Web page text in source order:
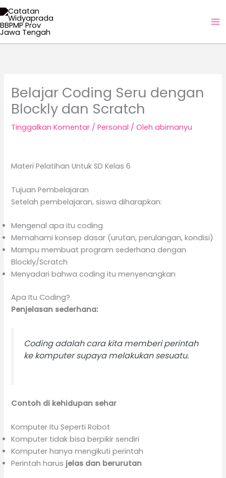
Lewati
ke
konten
Belajar Coding Seru dengan
Blockly dan Scratch
Tinggalkan Komentar /Personal / Olehabimanyu
Materi Pelatihan Untuk SD Kelas 6
Tujuan Pembelajaran
Setelah pembelajaran, siswa diharapkan:
Mengenal apa itu coding
Memahami konsep dasar (urutan, perulangan, kondisi)
Mampu membuat program sederhana dengan
Blockly/Scratch
Menyadari bahwa coding itu menyenangkan
Apa Itu Coding?
Penjelasan sederhana:
Coding adalah cara kita memberi perintah
ke komputer supaya melakukan sesuatu.
Contoh di kehidupan sehar
Komputer Itu Seperti Robot
Komputer tidak bisa berpikir sendiri
Komputer hanya mengikuti perintah
Perintah harus jelas dan berurutan